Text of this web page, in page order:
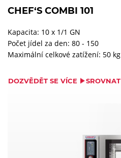
CHEF‘S COMBI 101
Kapacita: 10 x 1/1 GN
Počet jídel za den: 80 - 150
Maximální celkové zatížení: 50 kg
DOZVĚDĚT SE VÍCE SROVNAT